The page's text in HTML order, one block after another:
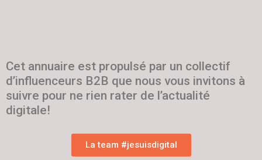
Cet annuaire est propulsé par un collectif
d’influenceurs B2B que nous vous invitons à
suivre pour ne rien rater de l’actualité
digitale!
La team #jesuisdigital